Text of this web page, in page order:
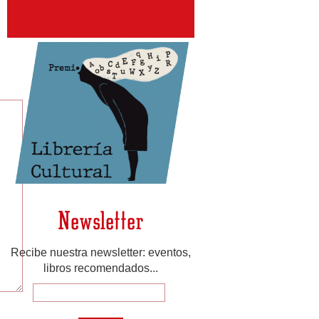
Newsletter
Recibe nuestra newsletter: eventos,
libros recomendados...